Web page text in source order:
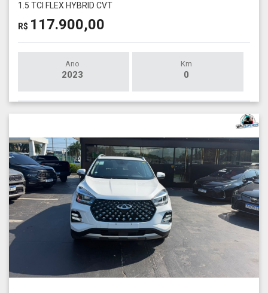
1.5 TCI FLEX HYBRID CVT
R$ 117.900,00
Ano
2023
Km
0